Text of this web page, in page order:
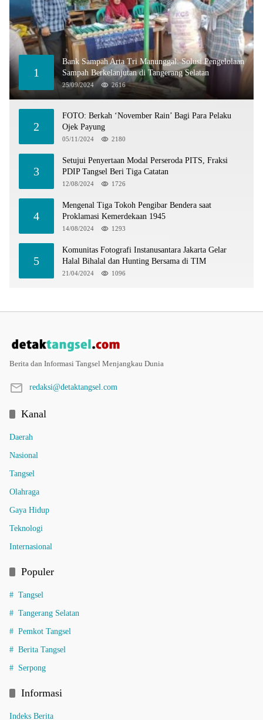
1
Bank Sampah Arta Tri Manunggal: Solusi Pengelolaan
Sampah Berkelanjutan di Tangerang Selatan
25/09/2024 2616
2
FOTO: Berkah ‘November Rain’ Bagi Para Pelaku
Ojek Payung
05/11/2024 2180
3
Setujui Penyertaan Modal Perseroda PITS, Fraksi
PDIP Tangsel Beri Tiga Catatan
12/08/2024 1726
4
Mengenal Tiga Tokoh Pengibar Bendera saat
Proklamasi Kemerdekaan 1945
14/08/2024 1293
5
Komunitas Fotografi Instanusantara Jakarta Gelar
Halal Bihalal dan Hunting Bersama di TIM
21/04/2024 1096
Berita dan Informasi Tangsel Menjangkau Dunia
redaksi@detaktangsel.com
Kanal
Daerah
Nasional
Tangsel
Olahraga
Gaya Hidup
Teknologi
Internasional
Populer
Tangsel
Tangerang Selatan
Pemkot Tangsel
Berita Tangsel
Serpong
Informasi
Indeks Berita